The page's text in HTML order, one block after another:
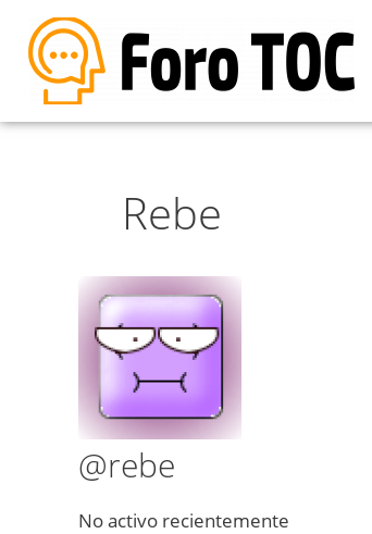
Rebe
@rebe
No activo recientemente